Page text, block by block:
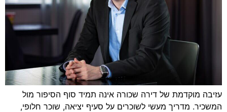
עזיבה מוקדמת של דירה שכורה אינה תמיד סוף הסיפור מול
המשכיר. מדריך מעשי לשוכרים על סעיף יציאה, שוכר חלופי,